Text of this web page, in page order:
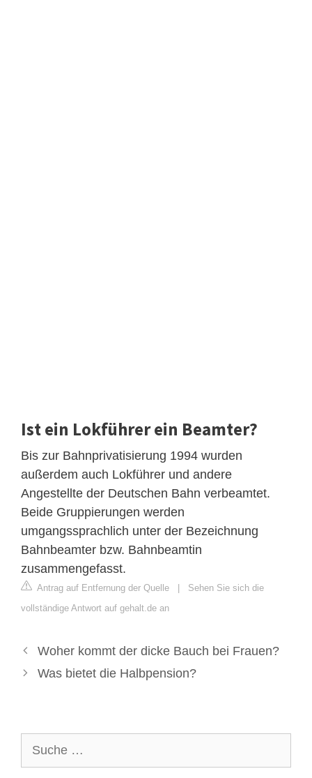
Ist ein Lokführer ein Beamter?
Bis zur Bahnprivatisierung 1994 wurden
außerdem auch Lokführer und andere
Angestellte der Deutschen Bahn verbeamtet.
Beide Gruppierungen werden
umgangssprachlich unter der Bezeichnung
Bahnbeamter bzw. Bahnbeamtin
zusammengefasst.
Antrag auf Entfernung der Quelle | Sehen Sie sich die
vollständige Antwort auf gehalt.de an
Woher kommt der dicke Bauch bei Frauen?
Was bietet die Halbpension?
nach: